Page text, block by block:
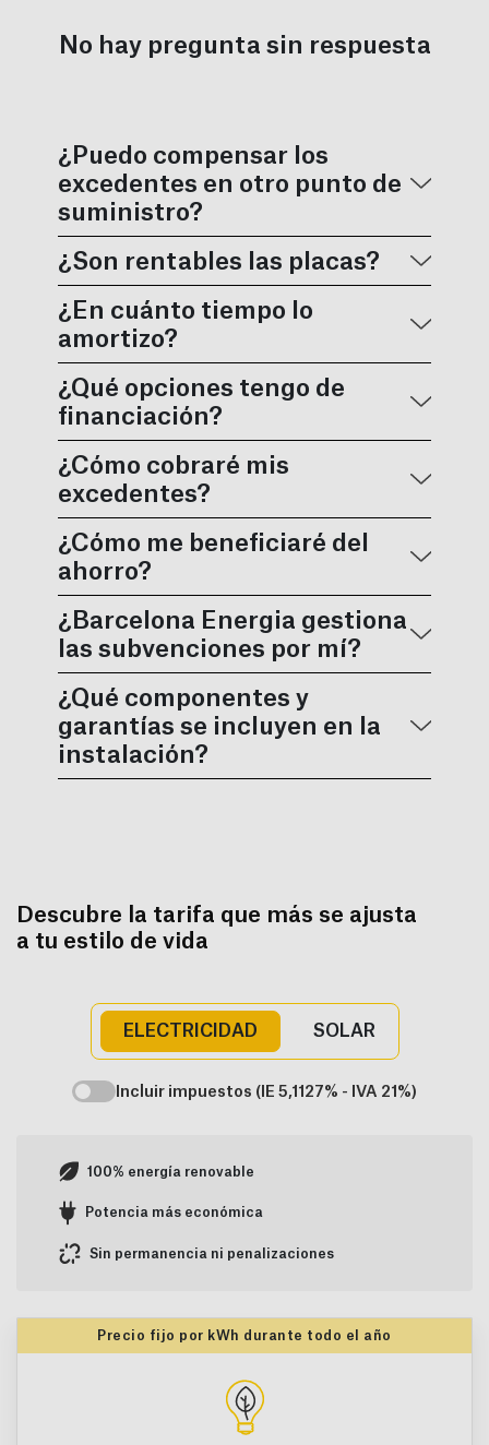
No hay pregunta sin respuesta
¿Puedo compensar los
excedentes en otro punto de
suministro?
¿Son rentables las placas?
¿En cuánto tiempo lo
amortizo?
¿Qué opciones tengo de
financiación?
¿Cómo cobraré mis
excedentes?
¿Cómo me beneficiaré del
ahorro?
¿Barcelona Energia gestiona
las subvenciones por mí?
¿Qué componentes y
garantías se incluyen en la
instalación?
Descubre la tarifa que más se ajusta
a tu estilo de vida
ELECTRICIDAD SOLAR
Incluir impuestos (IE 5,1127% - IVA 21%)
100% energía renovable
Potencia más económica
Sin permanencia ni penalizaciones
Precio fijo por kWh durante todo el año